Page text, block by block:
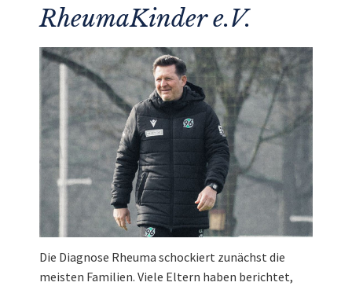
RheumaKinder e.V.
Die Diagnose Rheuma schockiert zunächst die
meisten Familien. Viele Eltern haben berichtet,